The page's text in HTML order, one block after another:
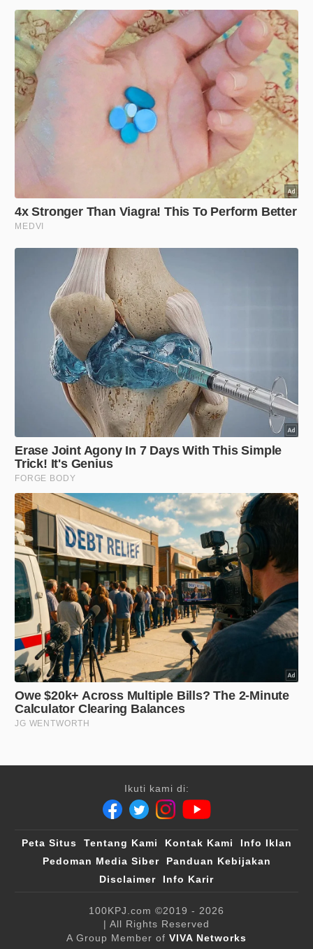
Ikuti kami di:
Peta Situs Tentang Kami Kontak Kami
Info Iklan
Pedoman Media Siber
Panduan Kebijakan
Disclaimer
Info Karir
100KPJ.com ©2019 - 2026
| All Rights Reserved
A Group Member of VIVA Networks